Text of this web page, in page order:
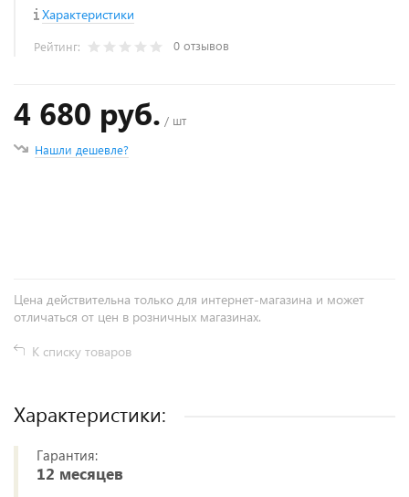
Характеристики
Рейтинг: 0 отзывов
4 680 руб. / шт
Нашли дешевле?
Цена действительна только для интернет-магазина и может
отличаться от цен в розничных магазинах.
К списку товаров
Характеристики:
Гарантия:
12 месяцев